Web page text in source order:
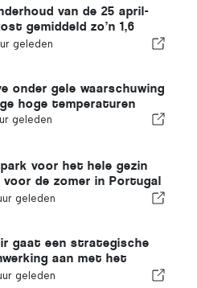
van de 25 april-
gemiddeld zo’n 1,6
euro per jaar
geleden
onder gele waarschuwing
hoge temperaturen
geleden
voor het hele gezin
de zomer in Portugal
van € 2
geleden
gaat een strategische
aan met het
Piaget de Viseu voor
geleden